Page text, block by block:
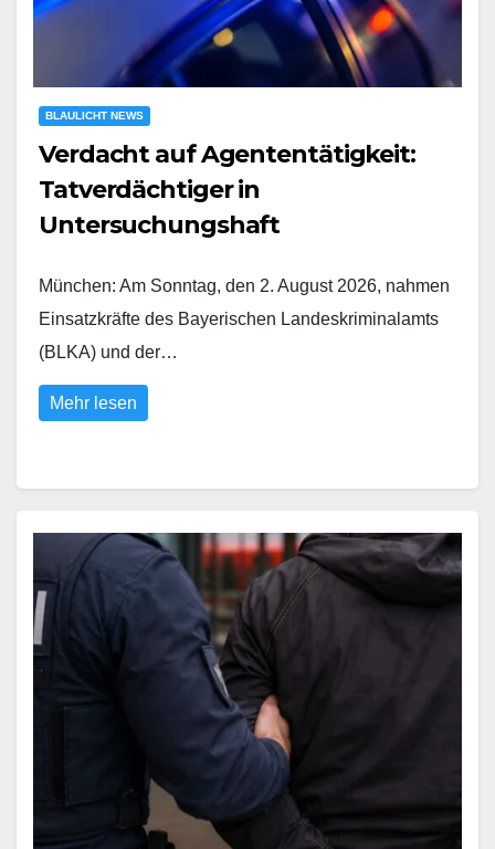
BLAULICHT NEWS
Verdacht auf Agententätigkeit:
Tatverdächtiger in
Untersuchungshaft
München: Am Sonntag, den 2. August 2026, nahmen
Einsatzkräfte des Bayerischen Landeskriminalamts
(BLKA) und der…
Mehr lesen